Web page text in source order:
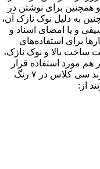
همچنین برای نوشتن در
به دلیل نوک نازک آن،
و یا امضای اسناد و
برای استفاده‌های
ساخت بالا و نوک نازک،
هم مورد استفاده قرار
بگیرند.این خودکار به نام "Candid" از برند سی کلاس در ۷ رنگ
از: